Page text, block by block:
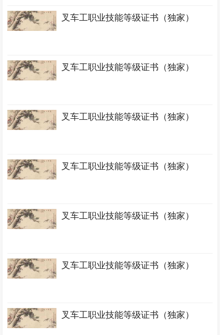
叉车工职业技能等级证书（独家）
叉车工职业技能等级证书（独家）
叉车工职业技能等级证书（独家）
叉车工职业技能等级证书（独家）
叉车工职业技能等级证书（独家）
叉车工职业技能等级证书（独家）
叉车工职业技能等级证书（独家）